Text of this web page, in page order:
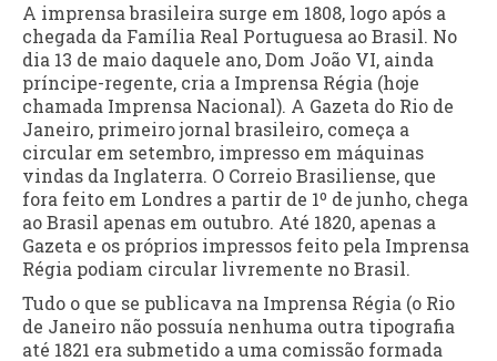
A imprensa brasileira surge em 1808, logo após a
chegada da Família Real Portuguesa ao Brasil. No
dia 13 de maio daquele ano, Dom João VI, ainda
príncipe-regente, cria a Imprensa Régia (hoje
chamada Imprensa Nacional). A Gazeta do Rio de
Janeiro, primeiro jornal brasileiro, começa a
circular em setembro, impresso em máquinas
vindas da Inglaterra. O Correio Brasiliense, que
fora feito em Londres a partir de 1º de junho, chega
ao Brasil apenas em outubro. Até 1820, apenas a
Gazeta e os próprios impressos feito pela Imprensa
Régia podiam circular livremente no Brasil.
Tudo o que se publicava na Imprensa Régia (o Rio
de Janeiro não possuía nenhuma outra tipografia
até 1821 era submetido a uma comissão formada